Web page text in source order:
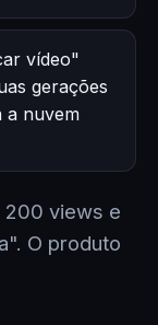
vídeo"
gerações
a nuvem
200 views e
O produto